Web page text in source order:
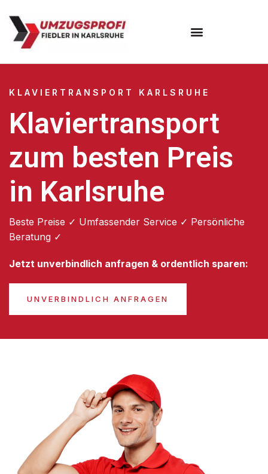
KLAVIERTRANSPORT KARLSRUHE
Klaviertransport
zum besten Preis
in Karlsruhe
Beste Preise ✓ Umfassender Service ✓ Persönliche
Beratung ✓
Jetzt unverbindlich anfragen & ordentlich sparen:
UNVERBINDLICH ANFRAGEN